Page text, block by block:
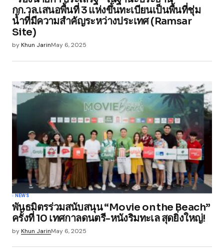
กก.วล.เสนอพื้นที่ 3 แห่งขึ้นทะเบียนเป็นพื้นที่ชุ่ม
น้ำที่มีความสำคัญระหว่างประเทศ (Ramsar
Site)
byKhun JarinMay 6, 2025
NEWS
พันธมิตรร่วมสนับสนุน “Movie on the Beach”
ครั้งที่ 10 เทศกาลดนตรี-หนังริมทะเล สุดยิ่งใหญ่!
byKhun JarinMay 6, 2025